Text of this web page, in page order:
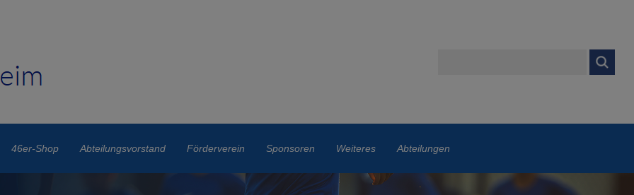
46er-Shop Abteilungsvorstand Förderverein Sponsoren Weiteres Abteilungen